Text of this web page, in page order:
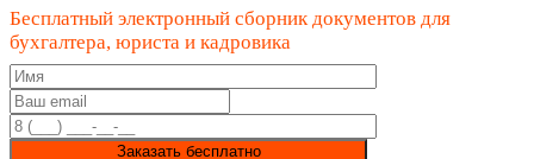
Бесплатный электронный сборник документов для
бухгалтера, юриста и кадровика
Заказать бесплатно